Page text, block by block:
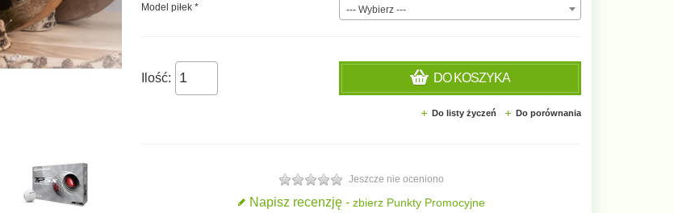
Model piłek * --- Wybierz ---
Ilość: DO KOSZYKA
Do listy życzeń Do porównania
Jeszcze nie oceniono
Napisz recenzję - zbierz Punkty Promocyjne